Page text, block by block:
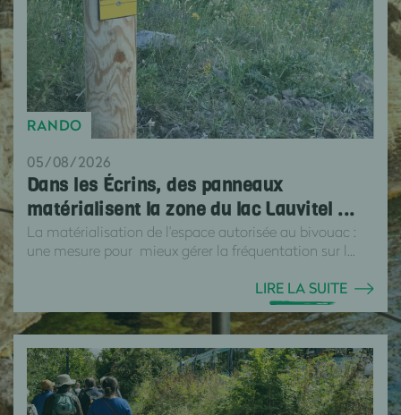
RANDO
05/08/2026
Dans les Écrins, des panneaux
matérialisent la zone du lac Lauvitel ...
La matérialisation de l'espace autorisée au bivouac :
une mesure pour mieux gérer la fréquentation sur l...
LIRE LA SUITE